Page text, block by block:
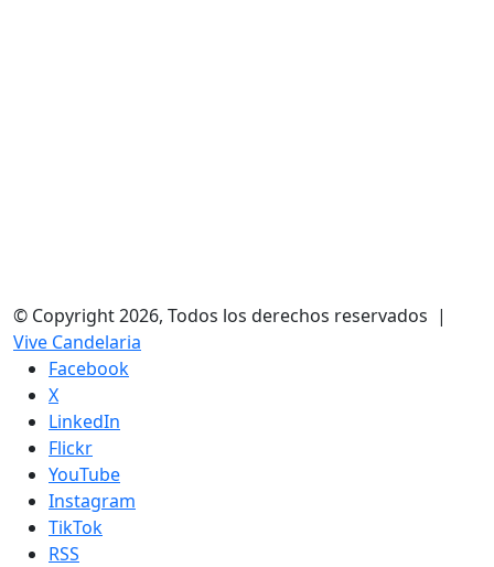
© Copyright 2026, Todos los derechos reservados |
Vive Candelaria
Facebook
X
LinkedIn
Flickr
YouTube
Instagram
TikTok
RSS